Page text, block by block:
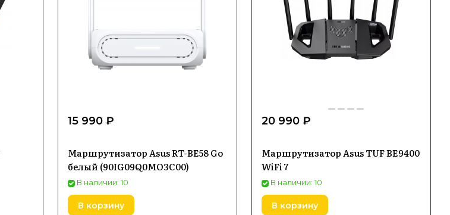
15 990 ₽
Маршрутизатор Asus RT-BE58 Go
белый (90IG09Q0MO3C00)
В наличии: 10
В корзину
20 990 ₽
Маршрутизатор Asus TUF BE9400
WiFi 7
В наличии: 10
В корзину